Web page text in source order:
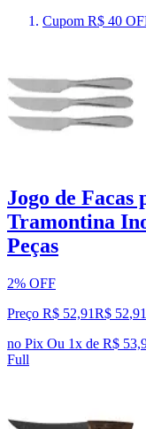
Cupom R$ 40
Jogo de
Tramontina
Peças
2% OFF
Preço R$ 52,91R$ 52,91
no Pix Ou 1x de R$
Full